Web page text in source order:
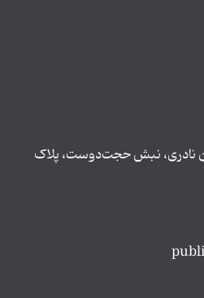
نادری، نبش حجت‌دوست، پلاک